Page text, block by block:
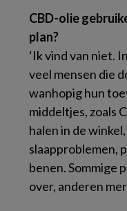
CBD-olie
plan?
‘Ik vind van niet.
veel mensen die
wanhopig hun
middeltjes, zoals
halen in de
slaapproblemen,
benen. Sommige
over, anderen